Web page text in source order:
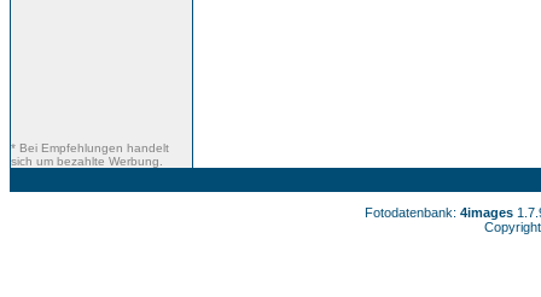
* Bei Empfehlungen handelt
sich um bezahlte Werbung.
Fotodatenbank: 4images